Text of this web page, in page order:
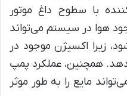
با سطوح داغ موتور
هوا در سیستم می‌تواند
زیرا اکسیژن موجود در
همچنین، عملکرد پمپ
مایع را به طور موثر